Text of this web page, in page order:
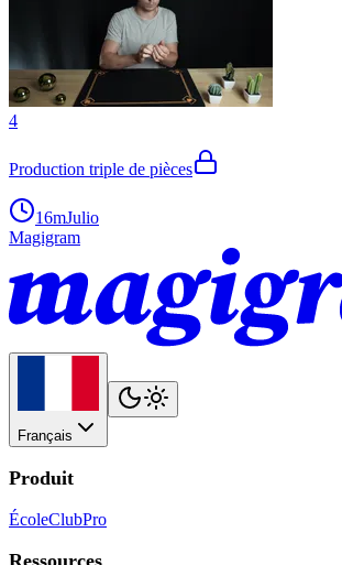
4
Production triple de pièces
16mJulio
Magigram
Français
Produit
ÉcoleClubPro
Ressources